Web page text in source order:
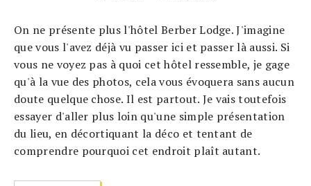
On ne présente plus l'hôtel Berber Lodge. J'imagine
que vous l'avez déjà vu passer ici et passer là aussi. Si
vous ne voyez pas à quoi cet hôtel ressemble, je gage
qu'à la vue des photos, cela vous évoquera sans aucun
doute quelque chose. Il est partout. Je vais toutefois
essayer d'aller plus loin qu'une simple présentation
du lieu, en décortiquant la déco et tentant de
comprendre pourquoi cet endroit plaît autant.